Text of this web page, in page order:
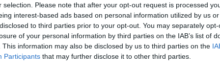
selection. Please note that after your opt-out request is processed
interest-based ads based on personal information utilized by us
to third parties prior to your opt-out. You may separately
of your personal information by third parties on the IAB’s list of
This information may also be disclosed by us to third parties on the
Participants that may further disclose it to other third parties.
a jelenségnek biológiai okai vannak, nem